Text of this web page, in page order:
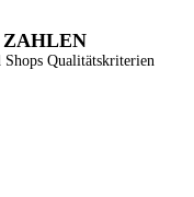
Shops Qualitätskriterien